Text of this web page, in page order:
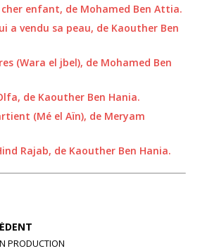
cher enfant, de Mohamed Ben Attia.
a vendu sa peau, de Kaouther Ben
(Wara el jbel), de Mohamed Ben
de Kaouther Ben Hania.
(Mé el Aïn), de Meryam
Rajab, de Kaouther Ben Hania.
PRODUCTION